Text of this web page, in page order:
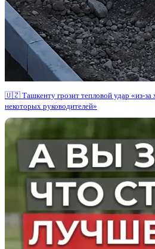
🇺🇿 Ташкенту грозит тепловой удар «из-за
некоторых руководителей»